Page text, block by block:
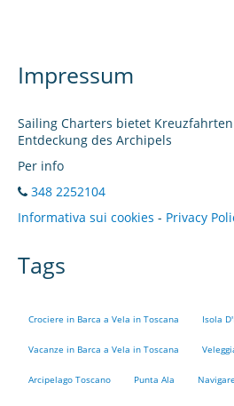
Impressum
Sailing Charters bietet
Entdeckung des Archipels
Per info
348 2252104
Informativa sui cookies - Privacy
Tags
Crociere in Barca a Vela in Toscana Isola
Vacanze in Barca a Vela in Toscana
Arcipelago Toscano Punta Ala